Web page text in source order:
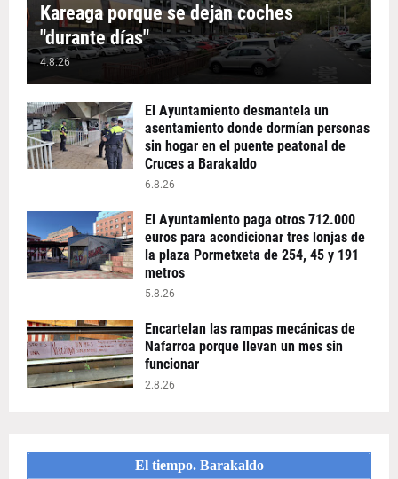
Kareaga porque se dejan coches
"durante días"
4.8.26
El Ayuntamiento desmantela un
asentamiento donde dormían personas
sin hogar en el puente peatonal de
Cruces a Barakaldo
6.8.26
El Ayuntamiento paga otros 712.000
euros para acondicionar tres lonjas de
la plaza Pormetxeta de 254, 45 y 191
metros
5.8.26
Encartelan las rampas mecánicas de
Nafarroa porque llevan un mes sin
funcionar
2.8.26